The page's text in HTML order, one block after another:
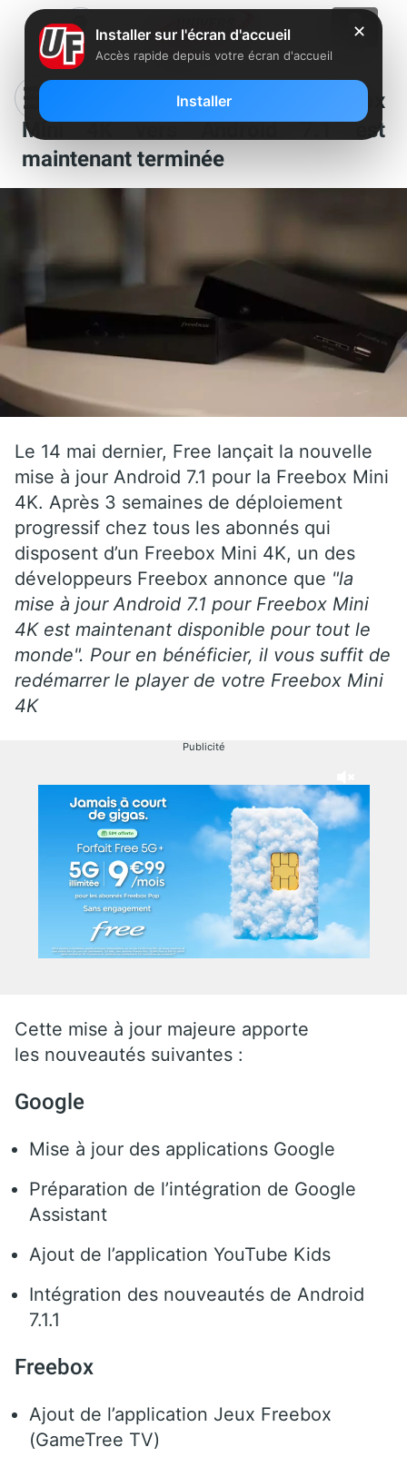
La migration de toutes les Freebox
Mini 4K vers Android 7.1 est
maintenant terminée
Le 14 mai dernier, Free lançait la nouvelle
mise à jour Android 7.1 pour la Freebox Mini
4K. Après 3 semaines de déploiement
progressif chez tous les abonnés qui
disposent d’un Freebox Mini 4K, un des
développeurs Freebox annonce que "la
mise à jour Android 7.1 pour Freebox Mini
4K est maintenant disponible pour tout le
monde". Pour en bénéficier, il vous suffit de
redémarrer le player de votre Freebox Mini
4K
Publicité
Cette mise à jour majeure apporte
les nouveautés suivantes :
Google
Mise à jour des applications Google
Préparation de l’intégration de Google
Assistant
Ajout de l’application YouTube Kids
Intégration des nouveautés de Android
7.1.1
Freebox
Ajout de l’application Jeux Freebox
(GameTree TV)
✕
Installer sur l'écran d'accueil
Accès rapide depuis votre écran d'accueil
Installer